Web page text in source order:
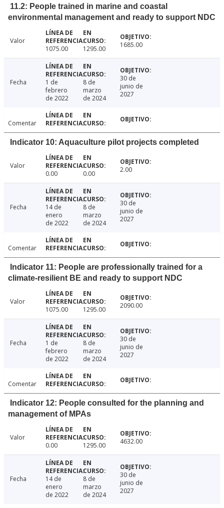
11.2: People trained in marine and coastal
environmental management and ready to support NDC
Valor
1075.00
1295.00 1685.00
Fecha
1 de
febrero
de 2022
8 de
marzo
de 2024
30 de
junio de
2027
Comentar
Indicator 10: Aquaculture pilot projects completed
Valor
0.00
0.00 2.00
Fecha
14 de
enero
de 2022
8 de
marzo
de 2024
30 de
junio de
2027
Comentar
Indicator 11: People are professionally trained for a
climate-resilient BE and ready to support NDC
Valor
1075.00
1295.00 2090.00
Fecha
1 de
febrero
de 2022
8 de
marzo
de 2024
30 de
junio de
2027
Comentar
Indicator 12: People consulted for the planning and
management of MPAs
Valor
0.00
1295.00 4632.00
Fecha
14 de
enero
de 2022
8 de
marzo
de 2024
30 de
junio de
2027